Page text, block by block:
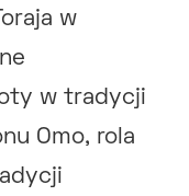
w
w tradycji
Omo, rola